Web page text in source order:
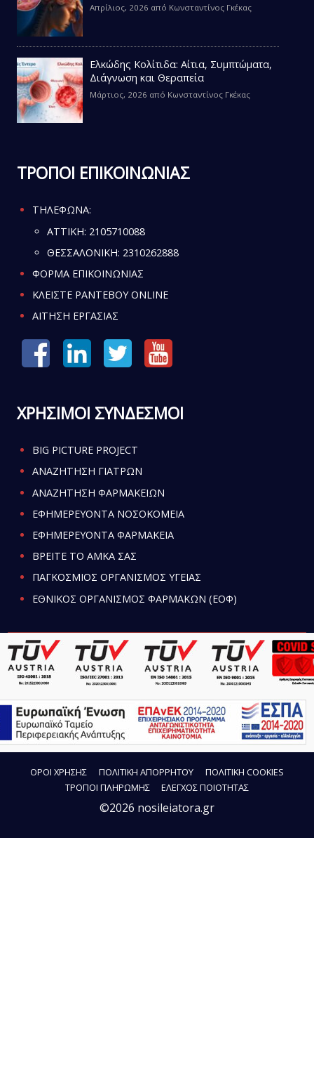
Απρίλιος, 2026 από Κωνσταντίνος Γκέκας
Ελκώδης Κολίτιδα: Αίτια, Συμπτώματα,
Διάγνωση και Θεραπεία
Μάρτιος, 2026 από Κωνσταντίνος Γκέκας
ΤΡΟΠΟΙ ΕΠΙΚΟΙΝΩΝΙΑΣ
ΤΗΛΕΦΩΝΑ:
ATTIKH: 2105710088
ΘΕΣΣΑΛΟΝΙΚΗ: 2310262888
ΦΟΡΜΑ ΕΠΙΚΟΙΝΩΝΙΑΣ
ΚΛΕΙΣΤΕ ΡΑΝΤΕΒΟΥ ONLINE
ΑΙΤΗΣΗ ΕΡΓΑΣΙΑΣ
ΧΡΗΣΙΜΟΙ ΣΥΝΔΕΣΜΟΙ
BIG PICTURE PROJECT
ΑΝΑΖΗΤΗΣΗ ΓΙΑΤΡΩΝ
ΑΝΑΖΗΤΗΣΗ ΦΑΡΜΑΚΕΙΩΝ
ΕΦΗΜΕΡΕΥΟΝΤΑ ΝΟΣΟΚΟΜΕΙΑ
ΕΦΗΜΕΡΕΥΟΝΤΑ ΦΑΡΜΑΚΕΙΑ
ΒΡΕΙΤΕ ΤΟ ΑΜΚΑ ΣΑΣ
ΠΑΓΚΟΣΜΙΟΣ ΟΡΓΑΝΙΣΜΟΣ ΥΓΕΙΑΣ
ΕΘΝΙΚΟΣ ΟΡΓΑΝΙΣΜΟΣ ΦΑΡΜΑΚΩΝ (ΕΟΦ)
ΟΡΟΙ ΧΡΗΣΗΣ ΠΟΛΙΤΙΚΗ ΑΠΟΡΡΗΤΟΥ
ΠΟΛΙΤΙΚΗ COOKIES
ΤΡΟΠΟΙ ΠΛΗΡΩΜΗΣ
ΕΛΕΓΧΟΣ ΠΟΙΟΤΗΤΑΣ
©2026 nosileiatora.gr